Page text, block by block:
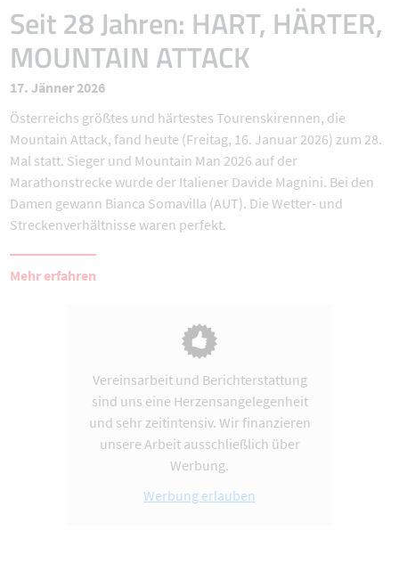
Seit 28 Jahren: HART, HÄRTER,
MOUNTAIN ATTACK
17. Jänner 2026
Österreichs größtes und härtestes Tourenskirennen, die
Mountain Attack, fand heute (Freitag, 16. Januar 2026) zum 28.
Mal statt. Sieger und Mountain Man 2026 auf der
Marathonstrecke wurde der Italiener Davide Magnini. Bei den
Damen gewann Bianca Somavilla (AUT). Die Wetter- und
Streckenverhältnisse waren perfekt.
Mehr erfahren
Vereinsarbeit und Berichterstattung
sind uns eine Herzensangelegenheit
und sehr zeitintensiv. Wir finanzieren
unsere Arbeit ausschließlich über
Werbung.
Werbung erlauben